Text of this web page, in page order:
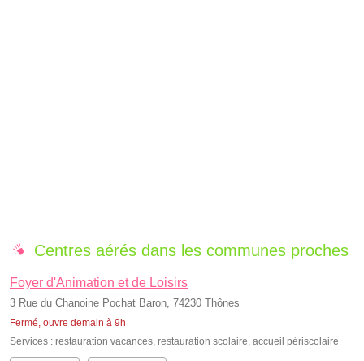
Centres aérés dans les communes proches
Foyer d'Animation et de Loisirs
3 Rue du Chanoine Pochat Baron, 74230 Thônes
Fermé, ouvre demain à 9h
Services : restauration vacances restauration scolaire accueil périscolaire